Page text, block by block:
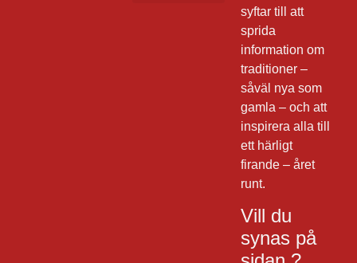
syftar till att
sprida
information om
traditioner –
såväl nya som
gamla – och att
inspirera alla till
ett härligt
firande – året
runt.
Vill du
synas på